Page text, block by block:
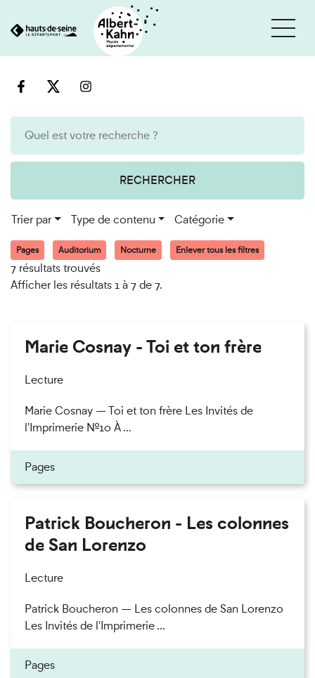
au
RECHERCHER
Trier par Type de contenu Catégorie
Pages Auditorium Nocturne Enlever tous les filtres
7 résultats trouvés
Afficher les résultats 1 à 7 de 7.
Marie Cosnay - Toi et ton frère
Lecture
Marie Cosnay — Toi et ton frère Les Invités de
l'Imprimerie n°10 À ...
Pages
Patrick Boucheron - Les colonnes
de San Lorenzo
Lecture
Patrick Boucheron — Les colonnes de San Lorenzo
Les Invités de l'Imprimerie ...
Pages
Cookies et traceurs utilisés sur ce site